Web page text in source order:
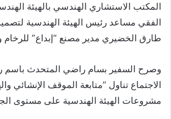
المكتب الاستشاري الهندسي بالهيئة
الفقي مساعد رئيس الهيئة الهندسية
طارق الخضيري مدير مصنع “إبداع” للرخام
وصرح السفير بسام راضي المتحدث باسم
الاجتماع تناول “متابعة الموقف الإنشائي
مشروعات الهيئة الهندسية على مستوى